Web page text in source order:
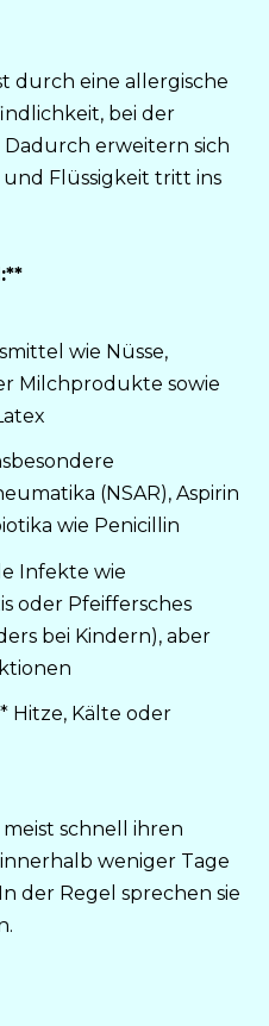
durch eine allergische
bei der
erweitern sich
Flüssigkeit tritt ins
wie Nüsse,
Milchprodukte sowie
(NSAR), Aspirin
wie Penicillin
Infekte wie
oder Pfeiffersches
bei Kindern), aber
Hitze, Kälte oder
schnell ihren
weniger Tage
der Regel sprechen sie